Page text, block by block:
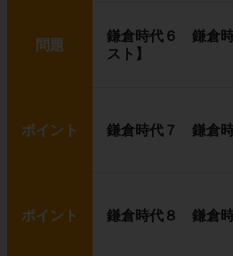
問題
鎌倉時代６ 鎌倉
スト】
ポイント 鎌倉時代７ 鎌倉
ポイント 鎌倉時代８ 鎌倉